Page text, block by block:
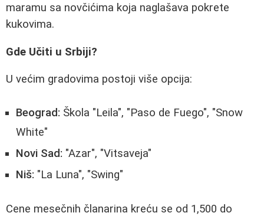
maramu sa novčićima koja naglašava pokrete
kukovima.
Gde Učiti u Srbiji?
U većim gradovima postoji više opcija:
Beograd: Škola "Leila", "Paso de Fuego", "Snow
White"
Novi Sad: "Azar", "Vitsaveja"
Niš: "La Luna", "Swing"
Cene mesečnih članarina kreću se od 1,500 do